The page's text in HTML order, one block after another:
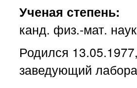
Ученая степень:
канд. физ.-мат. наук
Родился
заведующий